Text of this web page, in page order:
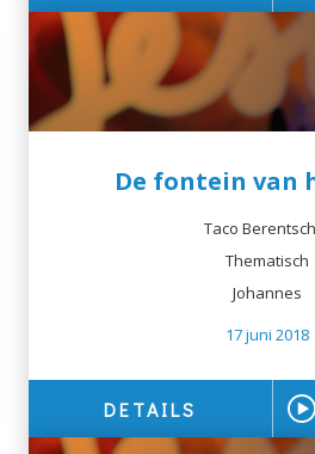
De fontein van
Taco
Thematisch
Johannes
17 juni 2018
DETAILS